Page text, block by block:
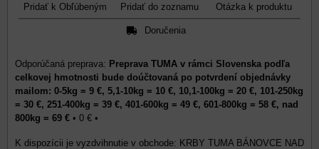
Pridať k Obľúbeným Pridať do zoznamu Otázka k produktu
Doručenia
Preprava TUMA v rámci Slovenska podľa
celkovej hmotnosti bude doúčtovaná po potvrdení objednávky
mailom: 0-5kg = 9 €, 5,1-10kg = 10 €, 10,1-100kg = 20 €, 101-250kg
= 30 €, 251-400kg = 39 €, 401-600kg = 49 €, 601-800kg = 58 €, nad
800kg = 69 € • 0 € •
KRBY TUMA BÁNOVCE NAD